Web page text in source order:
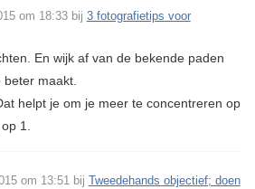
om 18:33 bij 3 fotografietips voor
En wijk af van de bekende paden
beter maakt.
helpt je om je meer te concentreren op
1.
om 13:51 bij Tweedehands objectief; doen